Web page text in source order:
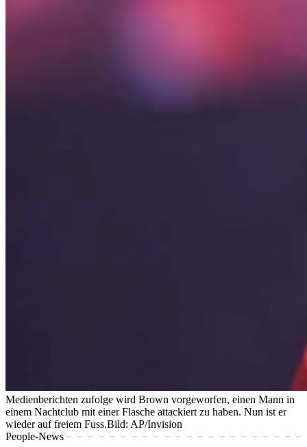
Medienberichten zufolge wird Brown vorgeworfen, einen Mann in
einem Nachtclub mit einer Flasche attackiert zu haben. Nun ist er
wieder auf freiem Fuss.Bild: AP/Invision
People-News